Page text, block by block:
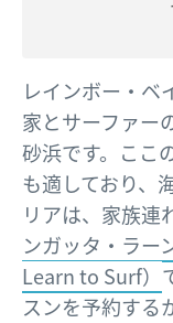
レインボー・ベ
家とサーファー
砂浜です。ここ
も適しており、
リアは、家族連
ンガッタ・ラー
Learn to Surf）
スンを予約する